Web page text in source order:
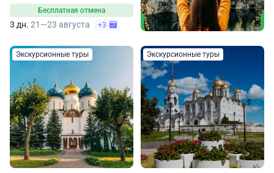
Бесплатная отмена
3 дн. 21—23 августа +3
Экскурсионные туры Экскурсионные туры